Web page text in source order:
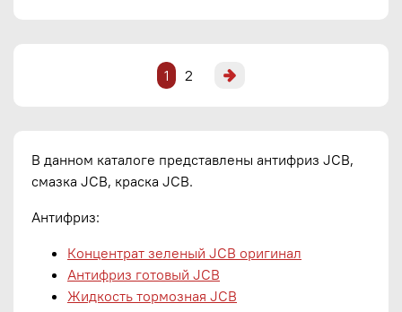
1 2
В данном каталоге представлены антифриз JCB,
смазка JCB, краска JCB.
Антифриз:
Концентрат зеленый JCB оригинал
Антифриз готовый JCB
Жидкость тормозная JCB